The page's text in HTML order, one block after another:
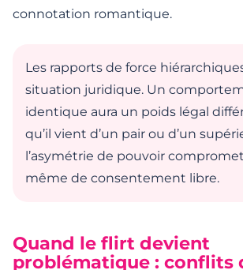
connotation romantique.
Les rapports de force
situation juridique. Un
identique aura un poids légal
qu’il vient d’un pair ou d’un
l’asymétrie de pouvoir
même de consentement libre.
Quand le flirt devient
problématique : conflits